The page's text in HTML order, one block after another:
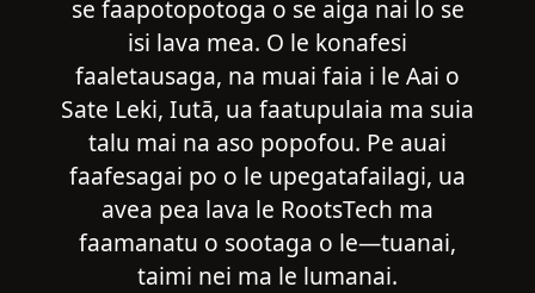
se faapotopotoga o se aiga nai lo se
isi lava mea. O le konafesi
faaletausaga, na muai faia i le Aai o
Sate Leki, Iutā, ua faatupulaia ma suia
talu mai na aso popofou. Pe auai
faafesagai po o le upegatafailagi, ua
avea pea lava le RootsTech ma
faamanatu o sootaga o le—tuanai,
taimi nei ma le lumanai.